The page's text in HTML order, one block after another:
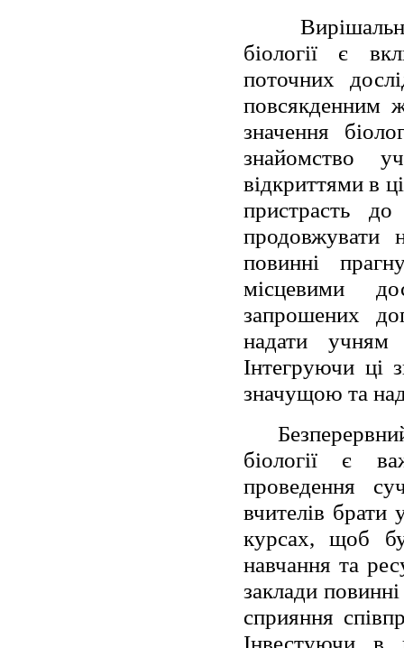
біології є
поточних
повсякденним
значення
знайомство
відкриттями в
пристрасть
продовжувати
повинні
місцевими
запрошених
надати учням
Інтегруючи ці
значущою та
біології є
проведення
вчителів брати
курсах, щоб
навчання та
заклади
сприяння
Інвестуючи в